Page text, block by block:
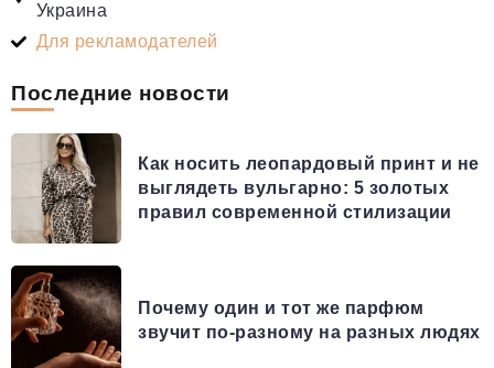
Украина
Для рекламодателей
Последние новости
Как носить леопардовый принт и не
выглядеть вульгарно: 5 золотых
правил современной стилизации
Почему один и тот же парфюм
звучит по-разному на разных людях